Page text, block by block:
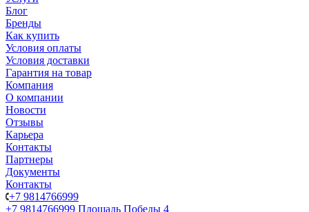
Блог
Бренды
Как купить
Условия оплаты
Условия доставки
Гарантия на товар
Компания
О компании
Новости
Отзывы
Карьера
Контакты
Партнеры
Документы
Контакты
+7 9814766999
+7 9814766999 Площадь Победы 4